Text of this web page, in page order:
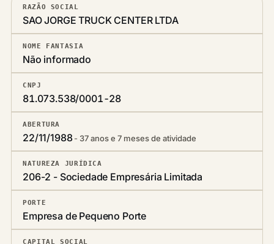
RAZÃO SOCIAL
SAO JORGE TRUCK CENTER LTDA
NOME FANTASIA
Não informado
CNPJ
81.073.538/0001-28
ABERTURA
22/11/1988 37 anos e 7 meses de atividade
NATUREZA JURÍDICA
206-2 - Sociedade Empresária Limitada
PORTE
Empresa de Pequeno Porte
CAPITAL SOCIAL